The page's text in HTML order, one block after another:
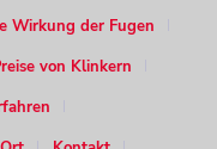
Wirkung der Fugen
von Klinkern